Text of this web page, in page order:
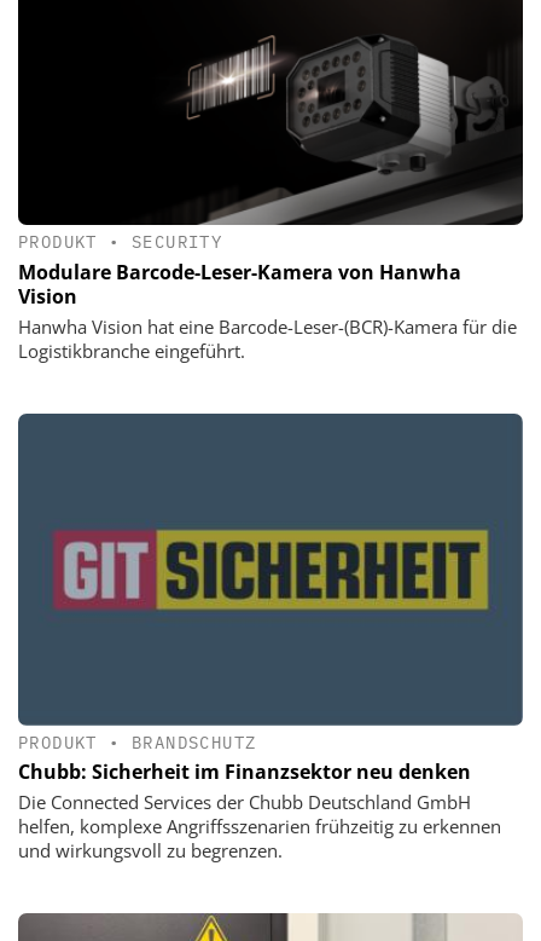
PRODUKT • SECURITY
Modulare Barcode-Leser-Kamera von Hanwha
Vision
Hanwha Vision hat eine Barcode-Leser-(BCR)-Kamera für die
Logistikbranche eingeführt.
PRODUKT • BRANDSCHUTZ
Chubb: Sicherheit im Finanzsektor neu denken
Die Connected Services der Chubb Deutschland GmbH
helfen, komplexe Angriffsszenarien frühzeitig zu erkennen
und wirkungsvoll zu begrenzen.